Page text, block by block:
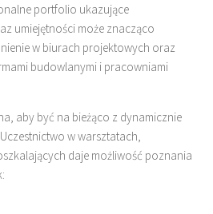
portfolio ukazujące
umiejętności może znacząco
w biurach projektowych oraz
budowlanymi i pracowniami
aby być na bieżąco z dynamicznie
w warsztatach,
daje możliwość poznania